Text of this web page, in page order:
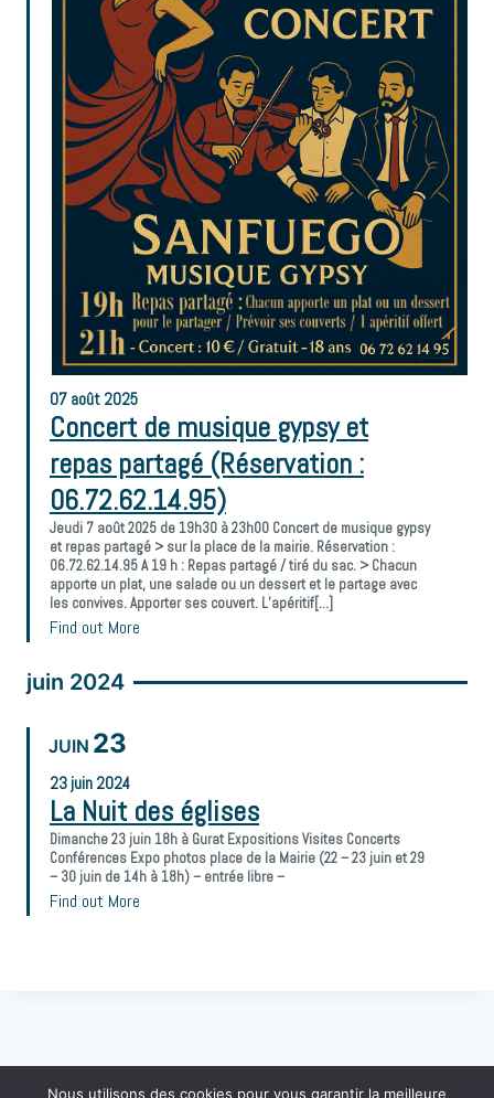
07 août 2025
Concert de musique gypsy et
repas partagé (Réservation :
06.72.62.14.95)
Jeudi 7 août 2025 de 19h30 à 23h00 Concert de musique gypsy
et repas partagé > sur la place de la mairie. Réservation :
06.72.62.14.95 A 19 h : Repas partagé / tiré du sac. > Chacun
apporte un plat, une salade ou un dessert et le partage avec
les convives. Apporter ses couvert. L’apéritif[…]
Find out More
juin 2024
JUIN 23
23 juin 2024
La Nuit des églises
Dimanche 23 juin 18h à Gurat Expositions Visites Concerts
Conférences Expo photos place de la Mairie (22 – 23 juin et 29
– 30 juin de 14h à 18h) – entrée libre –
Find out More
Nous utilisons des cookies pour vous garantir la meilleure